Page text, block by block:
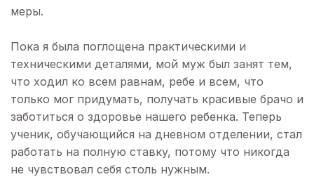
меры.
Пока я была поглощена практическими и
техническими деталями, мой муж был занят тем,
что ходил ко всем равнам, ребе и всем, что
только мог придумать, получать красивые брачо и
заботиться о здоровье нашего ребенка. Теперь
ученик, обучающийся на дневном отделении, стал
работать на полную ставку, потому что никогда
не чувствовал себя столь нужным.